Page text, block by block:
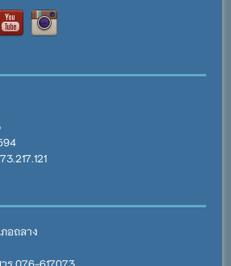
อถลาง
ร.076-617073